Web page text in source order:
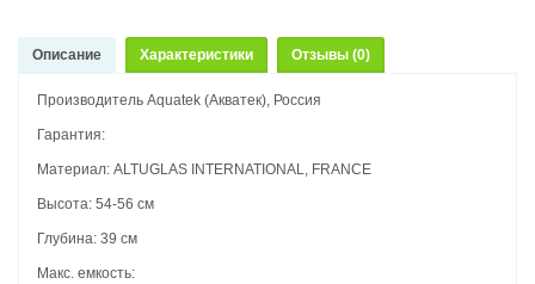
Описание Характеристики Отзывы (0)
Производитель Aquatek (Акватек), Россия
Гарантия:
Материал: ALTUGLAS INTERNATIONAL, FRANCE
Высота: 54-56 см
Глубина: 39 см
Макс. емкость: